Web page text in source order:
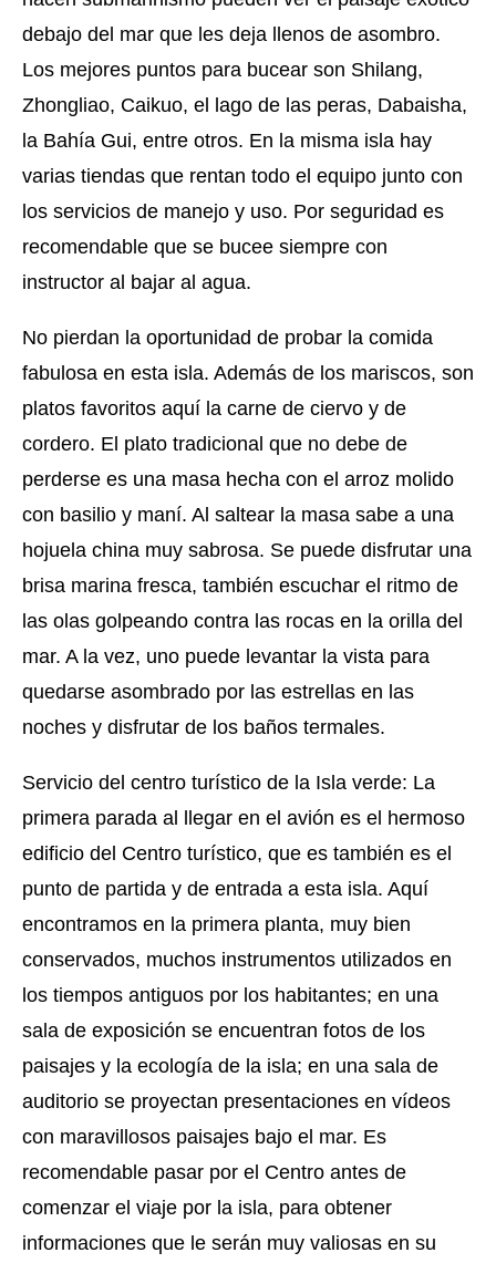
debajo del mar que les deja llenos de asombro.
Los mejores puntos para bucear son Shilang,
Zhongliao, Caikuo, el lago de las peras, Dabaisha,
la Bahía Gui, entre otros. En la misma isla hay
varias tiendas que rentan todo el equipo junto con
los servicios de manejo y uso. Por seguridad es
recomendable que se bucee siempre con
instructor al bajar al agua.
No pierdan la oportunidad de probar la comida
fabulosa en esta isla. Además de los mariscos, son
platos favoritos aquí la carne de ciervo y de
cordero. El plato tradicional que no debe de
perderse es una masa hecha con el arroz molido
con basilio y maní. Al saltear la masa sabe a una
hojuela china muy sabrosa. Se puede disfrutar una
brisa marina fresca, también escuchar el ritmo de
las olas golpeando contra las rocas en la orilla del
mar. A la vez, uno puede levantar la vista para
quedarse asombrado por las estrellas en las
noches y disfrutar de los baños termales.
Servicio del centro turístico de la Isla verde: La
primera parada al llegar en el avión es el hermoso
edificio del Centro turístico, que es también es el
punto de partida y de entrada a esta isla. Aquí
encontramos en la primera planta, muy bien
conservados, muchos instrumentos utilizados en
los tiempos antiguos por los habitantes; en una
sala de exposición se encuentran fotos de los
paisajes y la ecología de la isla; en una sala de
auditorio se proyectan presentaciones en vídeos
con maravillosos paisajes bajo el mar. Es
recomendable pasar por el Centro antes de
comenzar el viaje por la isla, para obtener
informaciones que le serán muy valiosas en su